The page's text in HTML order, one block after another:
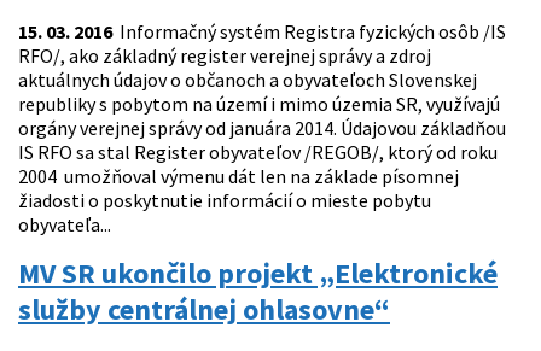
15. 03. 2016Informačný systém Registra fyzických osôb /IS
RFO/, ako základný register verejnej správy a zdroj
aktuálnych údajov o občanoch a obyvateľoch Slovenskej
republiky s pobytom na území i mimo územia SR, využívajú
orgány verejnej správy od januára 2014. Údajovou základňou
IS RFO sa stal Register obyvateľov /REGOB/, ktorý od roku
2004 umožňoval výmenu dát len na základe písomnej
žiadosti o poskytnutie informácií o mieste pobytu
obyvateľa...
MV SR ukončilo projekt „Elektronické
služby centrálnej ohlasovne“